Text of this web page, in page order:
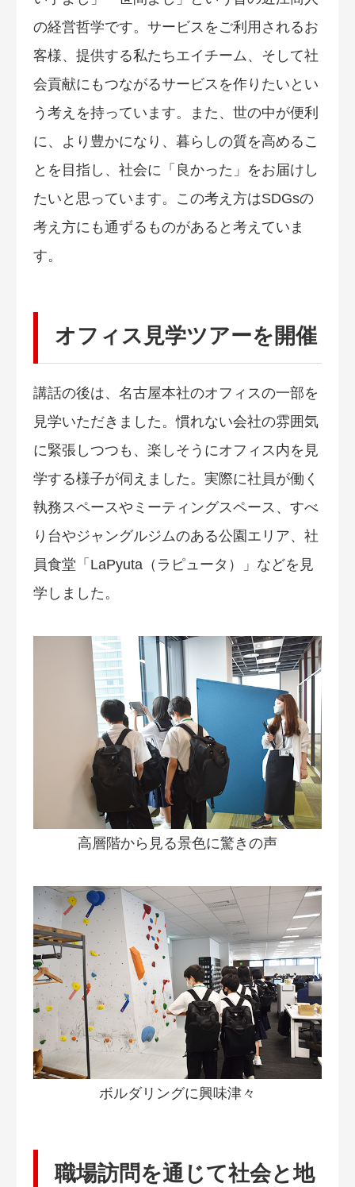
の経営哲学です。サービスをご利用されるお
客様、提供する私たちエイチーム、そして社
会貢献にもつながるサービスを作りたいとい
う考えを持っています。また、世の中が便利
に、より豊かになり、暮らしの質を高めるこ
とを目指し、社会に「良かった」をお届けし
たいと思っています。この考え方はSDGsの
考え方にも通ずるものがあると考えていま
す。
オフィス見学ツアーを開催
講話の後は、名古屋本社のオフィスの一部を
見学いただきました。慣れない会社の雰囲気
に緊張しつつも、楽しそうにオフィス内を見
学する様子が伺えました。実際に社員が働く
執務スペースやミーティングスペース、すべ
り台やジャングルジムのある公園エリア、社
員食堂「LaPyuta（ラピュータ）」などを見
学しました。
高層階から見る景色に驚きの声
ボルダリングに興味津々
職場訪問を通じて社会と地